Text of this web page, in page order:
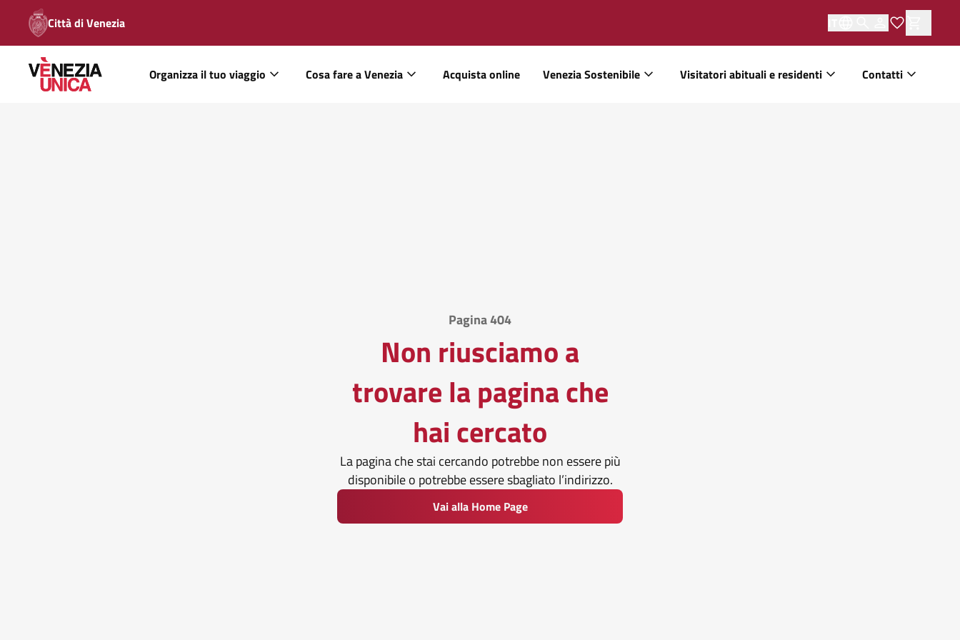
Città di Venezia
Organizza il tuo viaggio Cosa fare a Venezia Acquista online Venezia Sostenibile Visitatori abituali e residenti Contatti
Pagina 404
Non riusciamo a
trovare la pagina che
hai cercato
La pagina che stai cercando potrebbe non essere più
disponibile o potrebbe essere sbagliato l’indirizzo.
Vai alla Home Page